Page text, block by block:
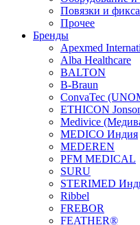
Повязки и
Прочее
Бренды
Apexmed
Alba Healthcare
BALTON
B-Braun
ConvaTec
ETHICON
Medivice
MEDICO Индия
MEDEREN
PFM MEDICAL
SURU
STERIMED
Ribbel
FREBOR
FEATHER®